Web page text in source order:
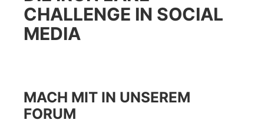
CHALLENGE IN SOCIAL
MEDIA
MACH MIT IN UNSEREM
FORUM